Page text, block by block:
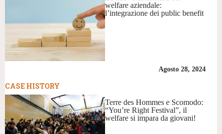
welfare aziendale:
l’integrazione dei public benefit
Agosto 28, 2024
CASE HISTORY
Terre des Hommes e Scomodo:
“You’re Right Festival”, il
welfare si impara da giovani!